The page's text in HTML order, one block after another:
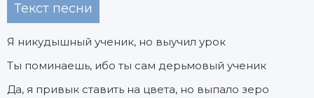
Текст песни
Я никудышный ученик, но выучил урок
Ты поминаешь, ибо ты сам дерьмовый ученик
Да, я привык ставить на цвета, но выпало зеро